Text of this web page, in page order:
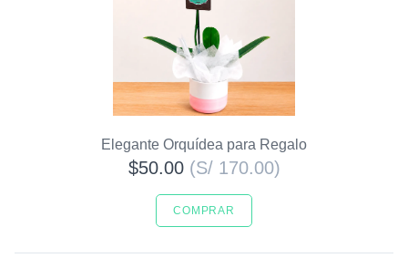
Elegante Orquídea para Regalo
$50.00 (S/ 170.00)
COMPRAR